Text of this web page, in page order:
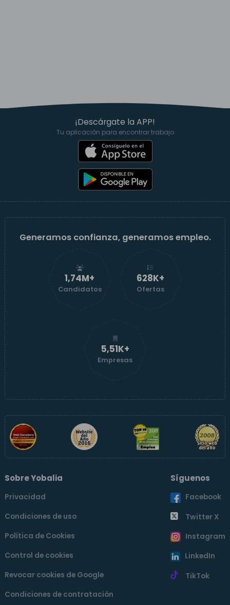
¡Descárgate la APP!
Tu aplicación para encontrar trabajo
Generamos confianza, generamos empleo.
1,74M+
Candidatos
629K+
Ofertas
5,52K+
Empresas
Sobre Yobalia
Privacidad
Condiciones de uso
Política de Cookies
Control de cookies
Revocar cookies de Google
Condiciones de contratación
Síguenos
Facebook
Twitter X
Instagram
LinkedIn
TikTok